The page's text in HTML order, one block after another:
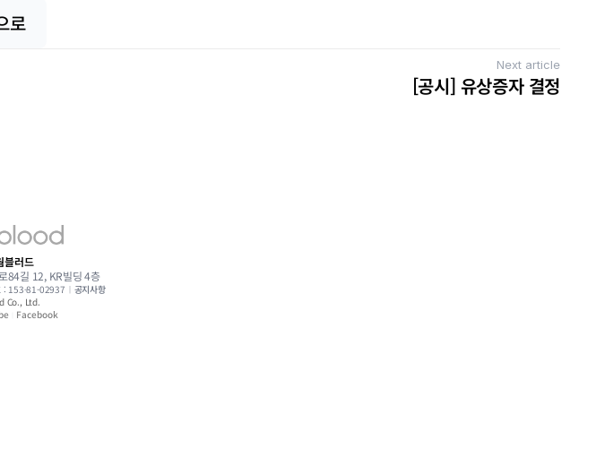
로
Next article
[공시] 유상증자 결정
블러드
84길 12, KR빌딩 4층
: 153-81-02937 ︱ 공지사항
Co., Ltd.
Facebook